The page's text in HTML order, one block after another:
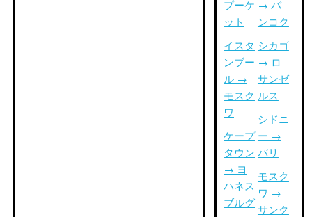
プーケ
ット
イスタ
ンブー
ル →
モスク
ワ
ケープ
タウン
→ ヨ
ハネス
ブルグ
→ バ
ンコク
シカゴ
→ ロ
サンゼ
ルス
シドニ
ー →
バリ
モスク
ワ →
サンク